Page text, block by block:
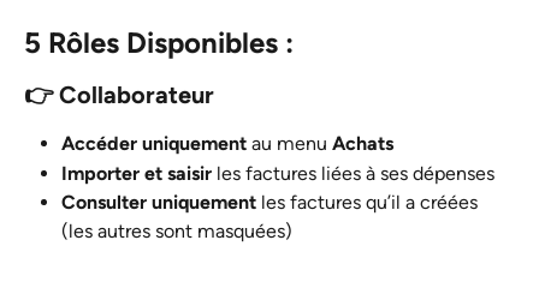
5 Rôles Disponibles :
👉 Collaborateur
Accéder uniquement au menu Achats
Importer et saisir les factures liées à ses dépenses
Consulter uniquement les factures qu’il a créées
(les autres sont masquées)